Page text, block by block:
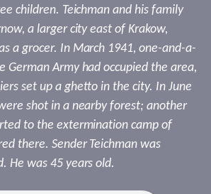
children. Teichman and his family
a larger city east of Krakow,
a grocer. In March 1941, one-and-a-
German Army had occupied the area,
set up a ghetto in the city. In June
shot in a nearby forest; another
to the extermination camp of
there. Sender Teichman was
He was 45 years old.